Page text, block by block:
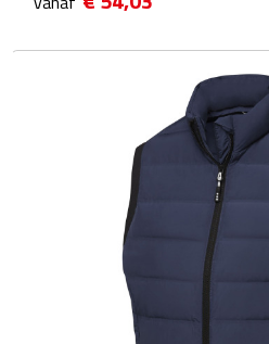
Dubbelwandige glazen
Champagneglazen
Cocktailglazen